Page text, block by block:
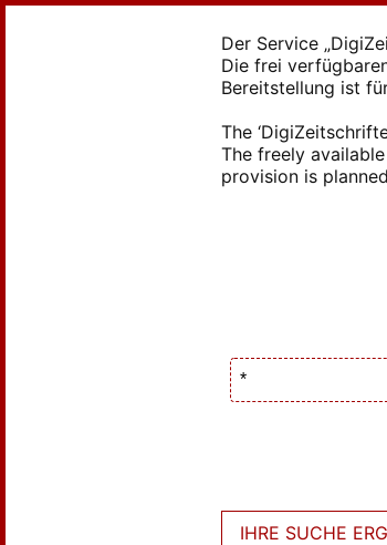
Der Service
Die frei
Bereitstellung ist
The
The freely
provision is
IHRE SUCHE